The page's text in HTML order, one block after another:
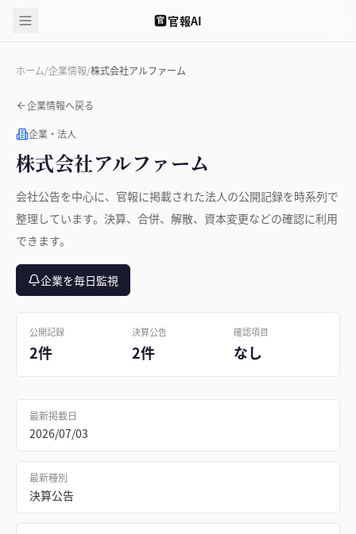
官 官報AI
ホーム/企業情報/株式会社アルファーム
企業情報へ戻る
企業・法人
株式会社アルファーム
会社公告を中心に、官報に掲載された法人の公開記録を時系列で
整理しています。決算、合併、解散、資本変更などの確認に利用
できます。
企業を毎日監視
公開記録
2件
決算公告
2件
確認項目
なし
最新掲載日
2026/07/03
最新種別
決算公告